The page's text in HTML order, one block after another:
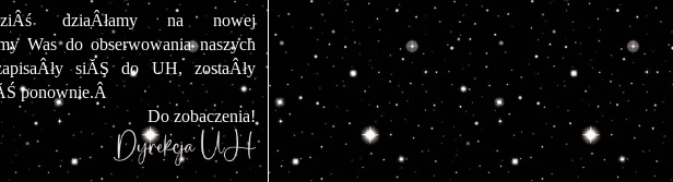
dziaÂłamy na nowej
Was do obserwowania naszych
siĂŞ do UH, zostaÂły
ponownie.Â
Do zobaczenia!